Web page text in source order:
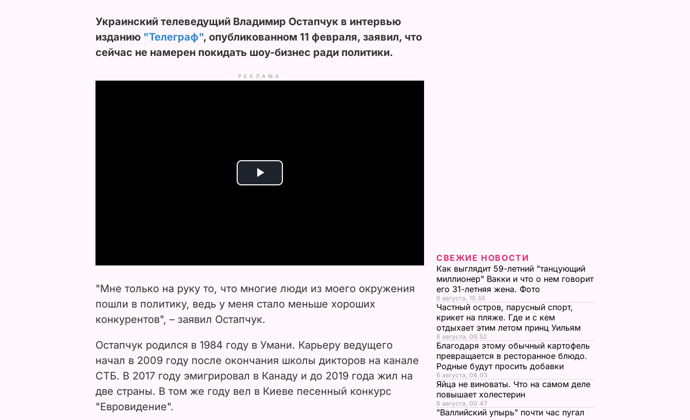
Украинский телеведущий Владимир Остапчук в интервью
изданию "Телеграф", опубликованном 11 февраля, заявил, что
сейчас не намерен покидать шоу-бизнес ради политики.
РЕКЛАМА
P
i
d
e
o
"Мне только на руку то, что многие люди из моего окружения
пошли в политику, ведь у меня стало меньше хороших
конкурентов", – заявил Остапчук.
Остапчук родился в 1984 году в Умани. Карьеру ведущего
начал в 2009 году после окончания школы дикторов на канале
СТБ. В 2017 году эмигрировал в Канаду и до 2019 года жил на
две страны. В том же году вел в Киеве песенный конкурс
"Евровидение".
СВЕЖИЕ НОВОСТИ
Как выглядит 59-летний "танцующий
миллионер" Вакки и что о нем говорит
его 31-летняя жена. Фото
6 августа, 10.55
Частный остров, парусный спорт,
крикет на пляже. Где и с кем
отдыхает этим летом принц Уильям
6 августа, 09.52
Благодаря этому обычный картофель
превращается в ресторанное блюдо.
Родные будут просить добавки
6 августа, 08.03
Яйца не виноваты. Что на самом деле
повышает холестерин
6 августа, 00.47
"Валлийский упырь" почти час пугал